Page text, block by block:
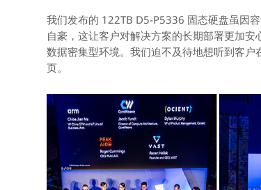
我们发布的 122TB D5-P5336 固态硬盘虽因
自豪，这让客户对解决方案的长期部署更加
数据密集型环境。我们迫不及待地想听到客
页。